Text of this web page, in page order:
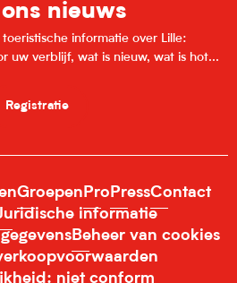
nieuws
informatie over Lille:
uw verblijf, wat is nieuw, wat is hot...
Registratie
Groepen Pro PressContact
informatie
Beheer van cookies
niet conform